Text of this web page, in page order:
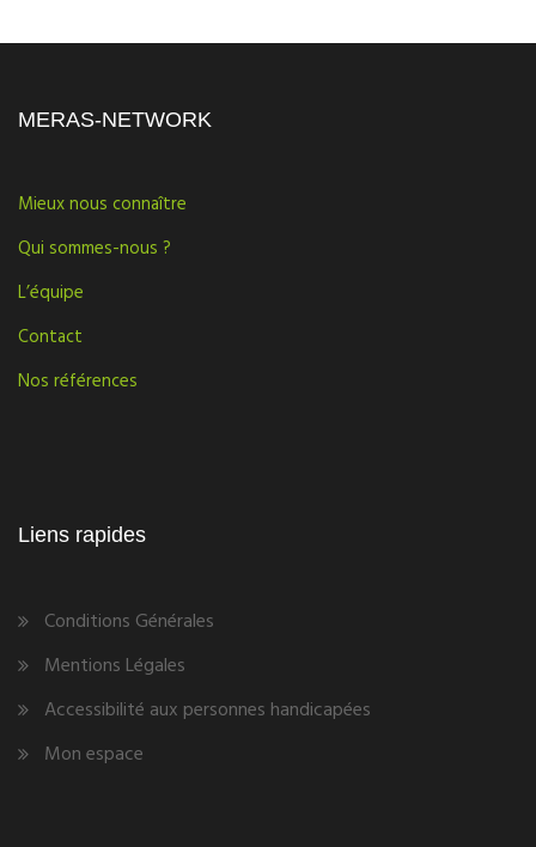
MERAS-NETWORK
Mieux nous connaître
Qui sommes-nous ?
L’équipe
Contact
Nos références
Liens rapides
Conditions Générales
Mentions Légales
Accessibilité aux personnes handicapées
Mon espace